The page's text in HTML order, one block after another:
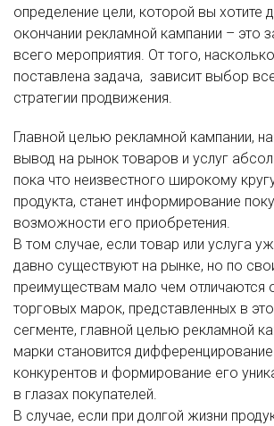
определение цели, которой вы хотите
окончании рекламной кампании – это
всего мероприятия. От того,
поставлена задача, зависит выбор
стратегии продвижения.
Главной целью рекламной кампании,
вывод на рынок товаров и услуг
пока что неизвестного широкому
продукта, станет информирование
возможности его приобретения.
В том случае, если товар или услуга
давно существуют на рынке, но по
преимуществам мало чем отличаются
торговых марок, представленных в
сегменте, главной целью рекламной
марки становится
конкурентов и формирование его
в глазах покупателей.
В случае, если при долгой жизни